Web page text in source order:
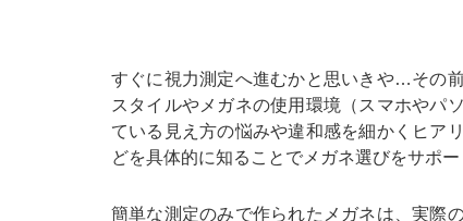
すぐに視力測定へ進むかと思いきや…その
スタイルやメガネの使用環境（スマホやパ
ている見え方の悩みや違和感を細かくヒア
どを具体的に知ることでメガネ選びをサポ
簡単な測定のみで作られたメガネは、実際